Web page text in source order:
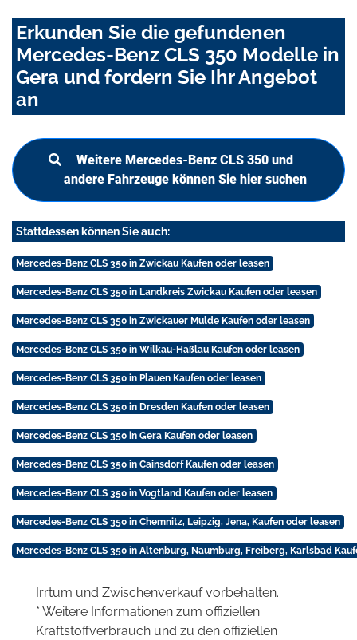
Erkunden Sie die gefundenen
Mercedes-Benz CLS 350 Modelle in
Gera und fordern Sie Ihr Angebot
an
Weitere Mercedes-Benz CLS 350 und
andere Fahrzeuge können Sie hier suchen
Stattdessen können Sie auch:
Mercedes-Benz CLS 350 in Zwickau Kaufen oder leasen
Mercedes-Benz CLS 350 in Landkreis Zwickau Kaufen oder leasen
Mercedes-Benz CLS 350 in Zwickauer Mulde Kaufen oder leasen
Mercedes-Benz CLS 350 in Wilkau-Haßlau Kaufen oder leasen
Mercedes-Benz CLS 350 in Plauen Kaufen oder leasen
Mercedes-Benz CLS 350 in Dresden Kaufen oder leasen
Mercedes-Benz CLS 350 in Gera Kaufen oder leasen
Mercedes-Benz CLS 350 in Cainsdorf Kaufen oder leasen
Mercedes-Benz CLS 350 in Vogtland Kaufen oder leasen
Mercedes-Benz CLS 350 in Chemnitz, Leipzig, Jena, Kaufen oder leasen
Mercedes-Benz CLS 350 in Altenburg, Naumburg, Freiberg, Karlsbad
Irrtum und Zwischenverkauf vorbehalten.
* Weitere Informationen zum offiziellen
Kraftstoffverbrauch und zu den offiziellen